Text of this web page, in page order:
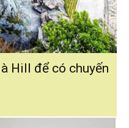
Hill để có chuyến